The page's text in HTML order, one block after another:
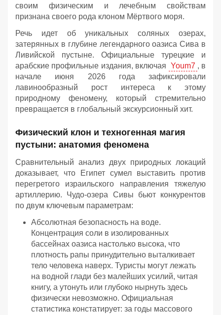
своим физическим и лечебным свойствам
признана своего рода клоном Мёртвого моря.
Речь идет об уникальных соляных озерах,
затерянных в глубине легендарного оазиса Сива в
Ливийской пустыне. Официальные турецкие и
арабские профильные издания, включая
Youm7 , в
начале июня 2026 года зафиксировали
лавинообразный рост интереса к этому
природному феномену, который стремительно
превращается в глобальный экскурсионный хит.
Физический клон и техногенная магия
пустыни: анатомия феномена
Сравнительный анализ двух природных локаций
доказывает, что Египет сумел выставить против
перегретого израильского направления тяжелую
артиллерию. Чудо-озера Сивы бьют конкурентов
по двум ключевым параметрам:
Абсолютная безопасность на воде.
Концентрация соли в изолированных
бассейнах оазиса настолько высока, что
плотность рапы принудительно выталкивает
тело человека наверх. Туристы могут лежать
на водной глади без малейших усилий, читая
книгу, а утонуть или глубоко нырнуть здесь
физически невозможно. Официальная
статистика констатирует: за годы массового